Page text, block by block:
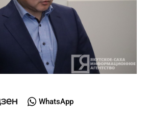
WhatsApp